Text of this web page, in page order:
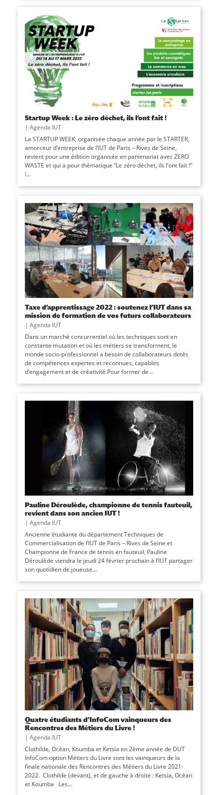
Startup Week : Le zéro déchet, ils l’ont fait !
| Agenda IUT
La STARTUP WEEK, organisée chaque année par le STARTER,
amorceur d’entreprise de l’IUT de Paris – Rives de Seine,
revient pour une édition organisée en partenariat avec ZERO
WASTE et qui a pour thématique “Le zéro déchet, ils l’ont fait !”
!...
Taxe d’apprentissage 2022 : soutenez l’IUT dans sa
mission de formation de vos futurs collaborateurs
| Agenda IUT
Dans un marché concurrentiel où les techniques sont en
constante mutation et où les métiers se transforment, le
monde socio-professionnel a besoin de collaborateurs dotés
de compétences expertes et reconnues, capables
d’engagement et de créativité.Pour former de...
Pauline Déroulède, championne de tennis fauteuil,
revient dans son ancien IUT !
| Agenda IUT
Ancienne étudiante du département Techniques de
Commercialisation de l’IUT de Paris – Rives de Seine et
Championne de France de tennis en fauteuil, Pauline
Déroulède viendra le jeudi 24 février prochain à l’IUT partager
son quotidien de joueuse...
Quatre étudiants d’InfoCom vainqueurs des
Rencontres des Métiers du Livre !
| Agenda IUT
Clothilde, Océan, Koumba et Ketsia en 2ème année de DUT
InfoCom option Métiers du Livre sont les vainqueurs de la
finale nationale des Rencontres des Métiers du Livre 2021-
2022. Clothilde (devant), et de gauche à droite : Ketsia, Océan
et Koumba Les...